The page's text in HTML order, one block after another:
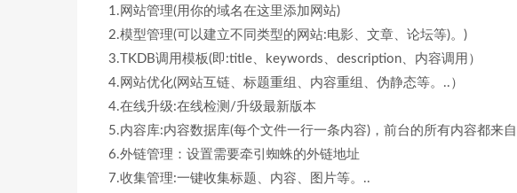
1.网站管理(用你的域名在这里添加网站)
2.模型管理(可以建立不同类型的网站:电影、文章、论坛等)。)
3.TKDB调用模板(即:title、keywords、description、内容调用）
4.网站优化(网站互链、标题重组、内容重组、伪静态等。..）
4.在线升级:在线检测/升级最新版本
5.内容库:内容数据库(每个文件一行一条内容)，前台的所有内容都来
6.外链管理：设置需要牵引蜘蛛的外链地址
7.收集管理:一键收集标题、内容、图片等。..